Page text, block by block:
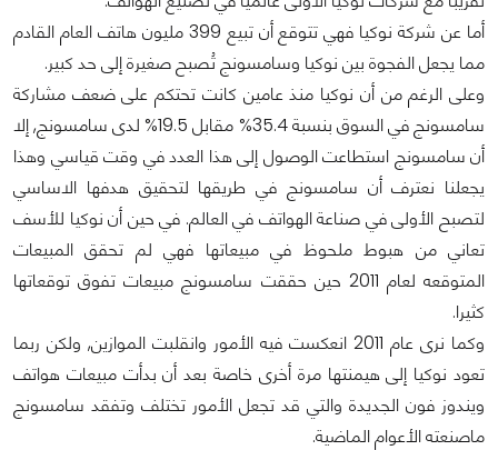
أما عن شركة نوكيا فهي تتوقع أن تبيع 399 مليون هاتف العام القادم
مما يجعل الفجوة بين نوكيا وسامسونج تُصبح صغيرة إلى حد كبير.
وعلى الرغم من أن نوكيا منذ عامين كانت تحتكم على ضعف مشاركة
سامسونج في السوق بنسبة 35.4% مقابل 19.5% لدى سامسونج, إلا
أن سامسونج استطاعت الوصول إلى هذا العدد في وقت قياسي وهذا
يجعلنا نعترف أن سامسونج في طريقها لتحقيق هدفها الاساسي
لتصبح الأولى في صناعة الهواتف في العالم. في حين أن نوكيا للأسف
تعاني من هبوط ملحوظ في مبيعاتها فهي لم تحقق المبيعات
المتوقعه لعام 2011 حين حققت سامسونج مبيعات تفوق توقعاتها
كثيرا.
وكما نرى عام 2011 انعكست فيه الأمور وانقلبت الموازين, ولكن ربما
تعود نوكيا إلى هيمنتها مرة أخرى خاصة بعد أن بدأت مبيعات هواتف
ويندوز فون الجديدة والتي قد تجعل الأمور تختلف وتفقد سامسونج
ماصنعته الأعوام الماضية.